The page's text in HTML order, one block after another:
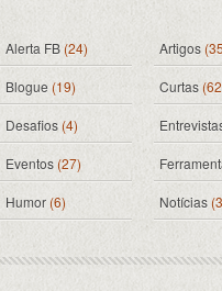
Alerta FB(24) Artigos
Blogue (19) Curtas
Desafios (4)
Eventos(27)
Humor (6) Notícias